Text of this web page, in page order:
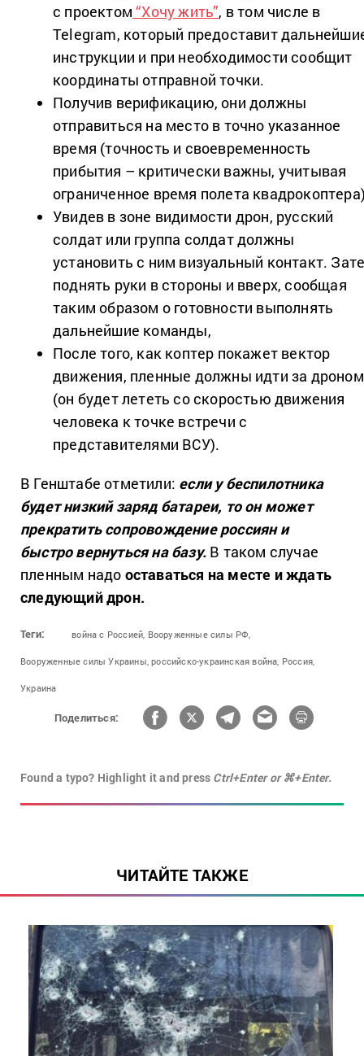
с проектом “Хочу жить”, в том числе в
Telegram, который предоставит
инструкции и при необходимости сообщит
координаты отправной точки.
Получив верификацию, они должны
отправиться на место в точно указанное
время (точность и своевременность
прибытия – критически важны, учитывая
ограниченное время полета
Увидев в зоне видимости дрон, русский
солдат или группа солдат должны
установить с ним визуальный контакт.
поднять руки в стороны и вверх, сообщая
таким образом о готовности выполнять
дальнейшие команды,
После того, как коптер покажет вектор
движения, пленные должны идти за дроном
(он будет лететь со скоростью движения
человека к точке встречи с
представителями ВСУ).
В Генштабе отметили: если у беспилотника
будет низкий заряд батареи, то он может
прекратить сопровождение россиян и
быстро вернуться на базу. В таком случае
пленным надо оставаться на месте и ждать
следующий дрон.
Теги: война с Россией, Вооруженные силы РФ,
Вооруженные силы Украины, российско-украинская война, Россия,
Украина
Поделиться:
Found a typo? Highlight it and press Ctrl+Enter or ⌘+Enter.
ЧИТАЙТЕ ТАКЖЕ